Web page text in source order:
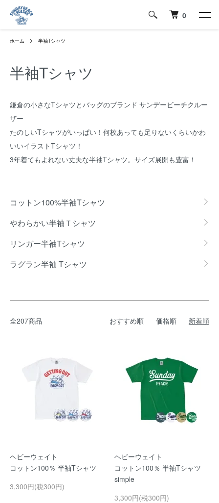
0
ホーム 半袖Tシャツ
半袖Tシャツ
鎌倉の小さなTシャツとバッグのブランド サンデービーチクルー
ザー
たのしいTシャツがいっぱい！何枚あっても足りないくらいかわ
いいイラストTシャツ！
3年着てもよれない丈夫な半袖Tシャツ。サイズ展開も豊富！
カテゴリー一覧
コットン100%半袖Tシャツ
やわらかい半袖Ｔシャツ
リンガー半袖Tシャツ
ラグラン半袖 Tシャツ
全207商品 おすすめ順 価格順 新着順
ヘビーウェイト
コットン100％ 半袖Tシャツ
3,300円(税300円)
ヘビーウェイト
コットン100％ 半袖Tシャツ
simple
3,300円(税300円)